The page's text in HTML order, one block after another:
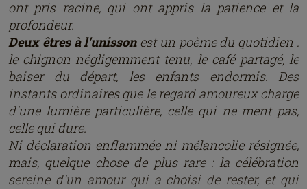
ont pris racine, qui ont appris la patience et la
profondeur.
Deux êtres à l'unissonest un poème du quotidien :
le chignon négligemment tenu, le café partagé, le
baiser du départ, les enfants endormis. Des
instants ordinaires que le regard amoureux charge
d'une lumière particulière, celle qui ne ment pas,
celle qui dure.
Ni déclaration enflammée ni mélancolie résignée,
mais, quelque chose de plus rare : la célébration
sereine d'un amour qui a choisi de rester, et qui